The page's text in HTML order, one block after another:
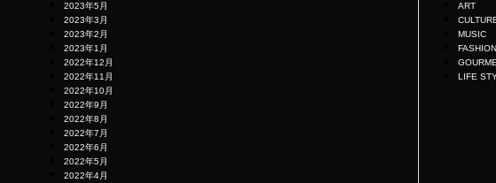
2023年5月
2023年3月
2023年2月
2023年1月
2022年12月
2022年11月
2022年10月
2022年9月
2022年8月
2022年7月
2022年6月
2022年5月
2022年4月
ART
MUSIC
FASHION
LIFE